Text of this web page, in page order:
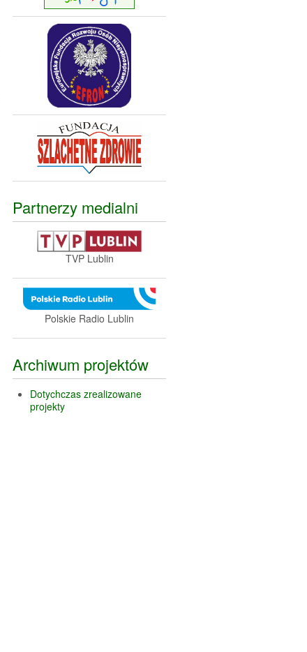
Partnerzy medialni
TVP Lublin
Polskie Radio Lublin
Archiwum projektów
Dotychczas zrealizowane
projekty